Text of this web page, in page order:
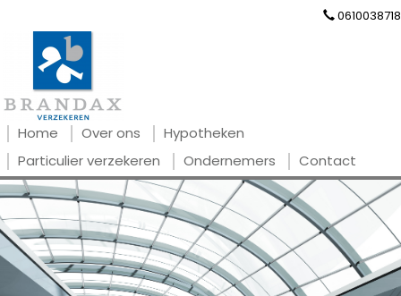
0610038718
Home Over ons
Hypotheken
Particulier verzekeren
Ondernemers Contact